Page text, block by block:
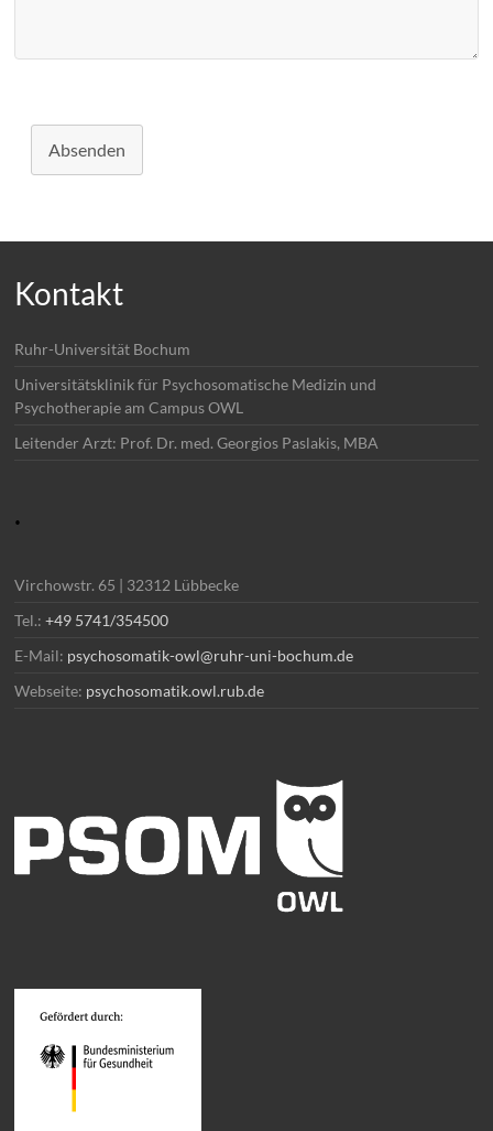
Absenden
Kontakt
Ruhr-Universität Bochum
Universitätsklinik für Psychosomatische Medizin und
Psychotherapie am Campus OWL
Leitender Arzt: Prof. Dr. med. Georgios Paslakis, MBA
.
Virchowstr. 65 | 32312 Lübbecke
Tel.:+49 5741/354500
E-Mail: psychosomatik-owl@ruhr-uni-bochum.de
Webseite: psychosomatik.owl.rub.de